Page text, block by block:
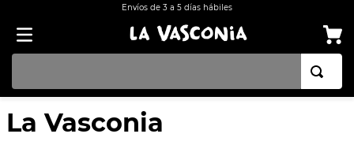
Envíos de 3 a 5 días hábiles
La Vasconia
1. BATERÍA COCINA EKCO ALUMINIO ANTIADHERENTE 32 PIEZAS